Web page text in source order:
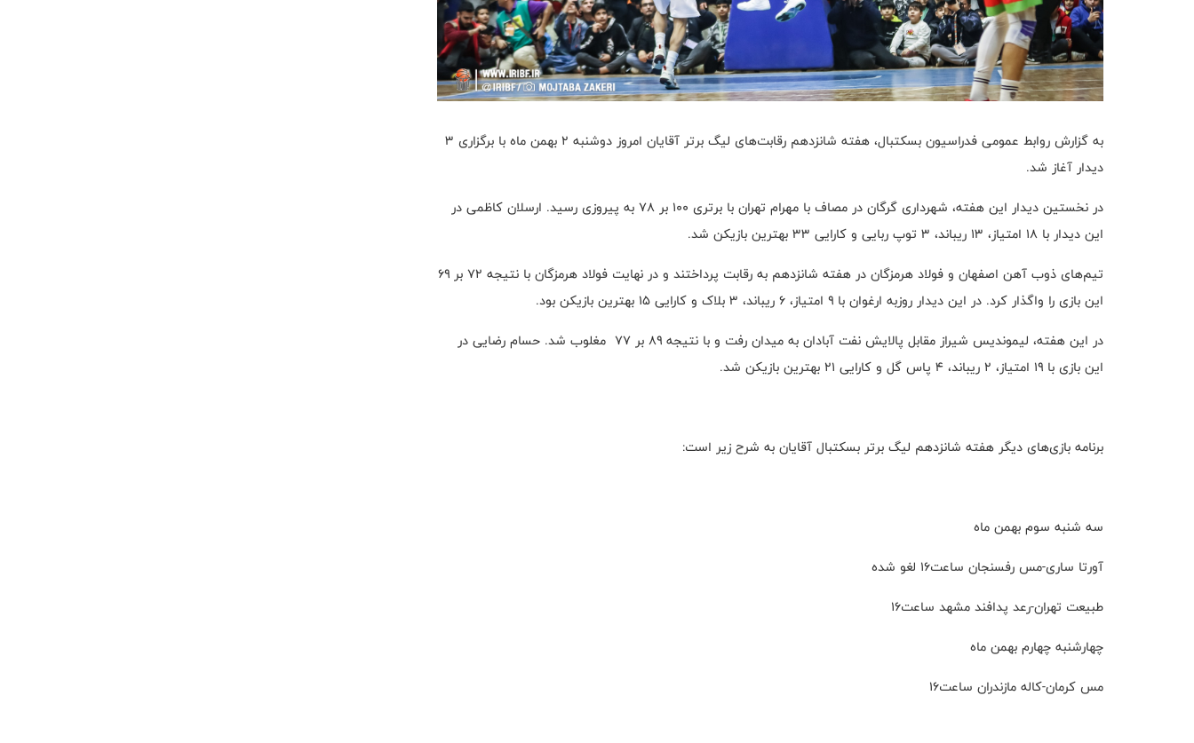
به گزارش روابط عمومی فدراسیون بسکتبال، هفته شانزدهم رقابت‌های لیگ برتر آقایان امروز دوشنبه ۲ بهمن ماه با برگزاری ۳
دیدار آغاز شد.
در نخستین دیدار این هفته، شهرداری گرگان در مصاف با مهرام تهران با برتری ۱۰۰ بر ۷۸ به پیروزی رسید. ارسلان کاظمی در
این دیدار با ۱۸ امتیاز، ۱۳ ریباند، ۳ توپ ربایی و کارایی ۳۳ بهترین بازیکن شد.
تیم‌های ذوب آهن اصفهان و فولاد هرمزگان در هفته شانزدهم به رقابت پرداختند و در نهایت فولاد هرمزگان با نتیجه ۷۲ بر ۶۹
این بازی را واگذار کرد. در این دیدار روزبه ارغوان با ۹ امتیاز، ۶ ریباند، ۳ بلاک و کارایی ۱۵ بهترین بازیکن بود.
در این هفته، لیموندیس شیراز مقابل پالایش نفت آبادان به میدان رفت و با نتیجه ۸۹ بر ۷۷ مغلوب شد. حسام رضایی در
این بازی با ۱۹ امتیاز، ۲ ریباند، ۴ پاس گل و کارایی ۲۱ بهترین بازیکن شد.
برنامه بازی‌های دیگر هفته شانزدهم لیگ برتر بسکتبال آقایان به شرح زیر است:
سه شنبه سوم بهمن ماه
آورتا ساری-مس رفسنجان ساعت۱۶ لغو شده
طبیعت تهران-رعد پدافند مشهد ساعت۱۶
چهارشنبه چهارم بهمن ماه
مس کرمان-کاله مازندران ساعت۱۶